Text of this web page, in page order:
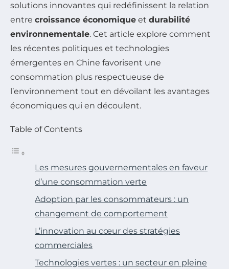
solutions innovantes qui redéfinissent la relation
entre croissance économique et durabilité
environnementale. Cet article explore comment
les récentes politiques et technologies
émergentes en Chine favorisent une
consommation plus respectueuse de
l’environnement tout en dévoilant les avantages
économiques qui en découlent.
Table of Contents
Les mesures gouvernementales en faveur
d’une consommation verte
Adoption par les consommateurs : un
changement de comportement
L’innovation au cœur des stratégies
commerciales
Technologies vertes : un secteur en pleine